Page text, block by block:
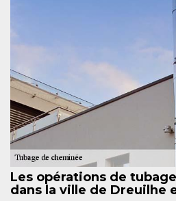
Les opérations de
dans la ville de Dreuilhe